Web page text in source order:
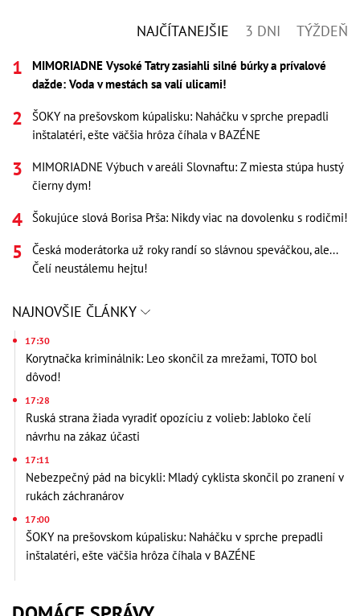
NAJČÍTANEJŠIE 3 DNI TÝŽDEŇ
MIMORIADNE Vysoké Tatry zasiahli silné búrky a prívalové
dažde: Voda v mestách sa valí ulicami!
ŠOKY na prešovskom kúpalisku: Naháčku v sprche prepadli
inštalatéri, ešte väčšia hrôza číhala v BAZÉNE
MIMORIADNE Výbuch v areáli Slovnaftu: Z miesta stúpa hustý
čierny dym!
Šokujúce slová Borisa Prša: Nikdy viac na dovolenku s rodičmi!
Česká moderátorka už roky randí so slávnou speváčkou, ale...
Čelí neustálemu hejtu!
NAJNOVŠIE ČLÁNKY
17:30
Korytnačka kriminálnik: Leo skončil za mrežami, TOTO bol
dôvod!
17:28
Ruská strana žiada vyradiť opozíciu z volieb: Jabloko čelí
návrhu na zákaz účasti
17:11
Nebezpečný pád na bicykli: Mladý cyklista skončil po zranení v
rukách záchranárov
17:00
ŠOKY na prešovskom kúpalisku: Naháčku v sprche prepadli
inštalatéri, ešte väčšia hrôza číhala v BAZÉNE